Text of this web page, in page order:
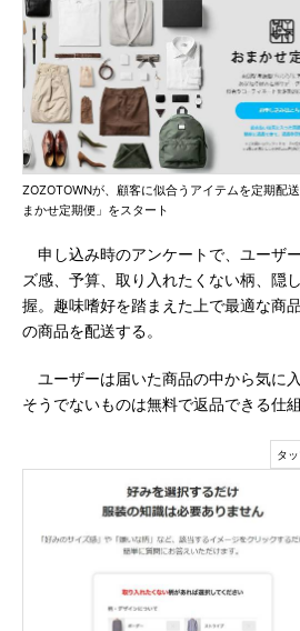
ZOZOTOWNが、顧客に似合うアイテムを定期配
まかせ定期便」をスタート
申し込み時のアンケートで、ユーザ
ズ感、予算、取り入れたくない柄、隠
握。趣味嗜好を踏まえた上で最適な商
の商品を配送する。
ユーザーは届いた商品の中から気に
そうでないものは無料で返品できる仕組